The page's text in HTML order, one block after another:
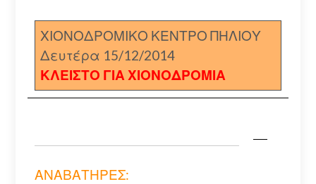
ΧΙΟΝΟΔΡΟΜΙΚΟ ΚΕΝΤΡΟ ΠΗΛΙΟΥ
Δευτέρα 15/12/2014
ΚΛΕΙΣΤΟ ΓΙΑ ΧΙΟΝΟΔΡΟΜΙΑ
ΑΝΑΒΑΤΗΡΕΣ: